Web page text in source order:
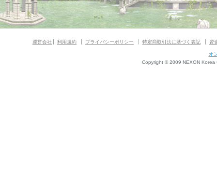
運営会社 利用規約 プライバシーポリシー 特定商取引法に基づく表記 資
オ
Copyright © 2009 NEXON Korea